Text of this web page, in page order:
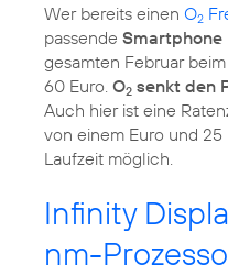
Wer bereits einen O2
passende Smartphone
gesamten Februar
60 Euro. O2 senkt den
Auch hier ist eine
von einem Euro und
Laufzeit möglich.
Infinity
nm-